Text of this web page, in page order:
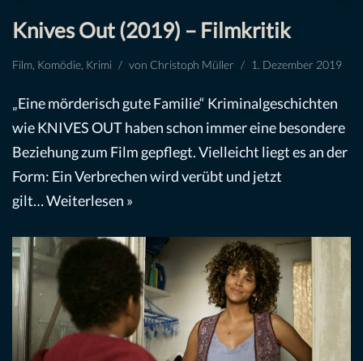
Knives Out (2019) – Filmkritik
Film Komödie Krimi von Christoph Müller 1. Dezember 2019
„Eine mörderisch gute Familie“ Kriminalgeschichten
wie KNIVES OUT haben schon immer eine besondere
Beziehung zum Film gepflegt. Vielleicht liegt es an der
Form: Ein Verbrechen wird verübt und jetzt
gilt…Weiterlesen »